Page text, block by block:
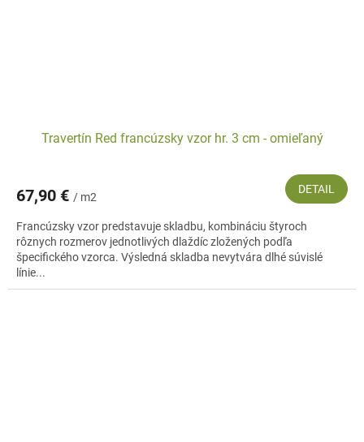
Travertín Red francúzsky vzor hr. 3 cm - omieľaný
67,90 € / m2
DETAIL
Francúzsky vzor predstavuje skladbu, kombináciu štyroch
rôznych rozmerov jednotlivých dlaždíc zložených podľa
špecifického vzorca. Výsledná skladba nevytvára dlhé súvislé
línie...